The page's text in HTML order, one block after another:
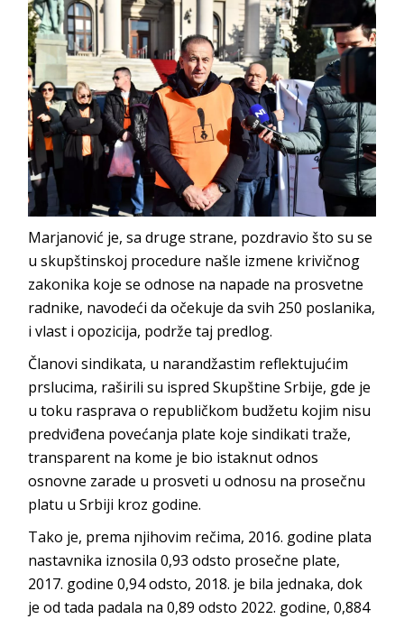
Marjanović je, sa druge strane, pozdravio što su se
u skupštinskoj procedure našle izmene krivičnog
zakonika koje se odnose na napade na prosvetne
radnike, navodeći da očekuje da svih 250 poslanika,
i vlast i opozicija, podrže taj predlog.
Članovi sindikata, u narandžastim reflektujućim
prslucima, raširili su ispred Skupštine Srbije, gde je
u toku rasprava o republičkom budžetu kojim nisu
predviđena povećanja plate koje sindikati traže,
transparent na kome je bio istaknut odnos
osnovne zarade u prosveti u odnosu na prosečnu
platu u Srbiji kroz godine.
Tako je, prema njihovim rečima, 2016. godine plata
nastavnika iznosila 0,93 odsto prosečne plate,
2017. godine 0,94 odsto, 2018. je bila jednaka, dok
je od tada padala na 0,89 odsto 2022. godine, 0,884